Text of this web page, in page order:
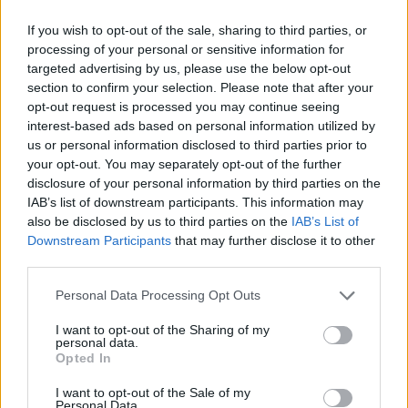
If you wish to opt-out of the sale, sharing to third parties, or
processing of your personal or sensitive information for
targeted advertising by us, please use the below opt-out
section to confirm your selection. Please note that after your
opt-out request is processed you may continue seeing
interest-based ads based on personal information utilized by
us or personal information disclosed to third parties prior to
your opt-out. You may separately opt-out of the further
disclosure of your personal information by third parties on the
IAB’s list of downstream participants. This information may
also be disclosed by us to third parties on the IAB’s List of
Downstream Participants that may further disclose it to other
Please note that this website/app uses one or more Google
not limited to your visit or usage behaviour. You may click to
grant or deny consent to Google and its third-party tags to
use your data for below specified purposes in below Google
consent section.
Personal Data Processing Opt Outs
I want to opt-out of the Sharing of my
personal data.
Opted In
I want to opt-out of the Sale of my
Personal Data.
Οι δύο Έλληνες που συνελήφθησαν έχουν
βεβαρημένο παρελθόν, καθώς έχουν
κατηγορηθεί, ο ένας για ξυλοδαρμό, και ο άλλος
για συμμετοχή σε εγκληματική οργάνωση.
Παρακολουθήστε το ρεπορτάζ του Live News
με τον Νίκο Ευαγγελάτο: